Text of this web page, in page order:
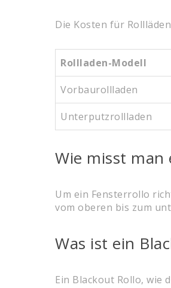
Die Kosten für
Rollladen-Modell
Vorbaurollladen
Unterputzrollladen
Wie misst man
Um ein Fensterrollo
vom oberen bis zum
Was ist ein
Ein Blackout Rollo, wie